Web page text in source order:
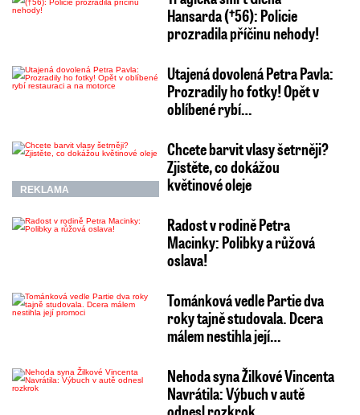
Hansarda (†56): Policie
prozradila příčinu nehody!
Utajená dovolená Petra Pavla:
Prozradily ho fotky! Opět v
oblíbené rybí…
REKLAMA
Chcete barvit vlasy šetrněji?
Zjistěte, co dokážou
květinové oleje
Radost v rodině Petra
Macinky: Polibky a růžová
oslava!
Tománková vedle Partie dva
roky tajně studovala. Dcera
málem nestihla její…
Nehoda syna Žilkové Vincenta
Navrátila: Výbuch v autě